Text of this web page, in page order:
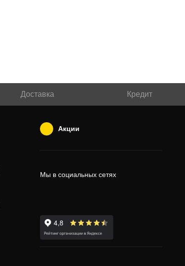
Доставка Кредит
Акции
Мы в социальных сетях